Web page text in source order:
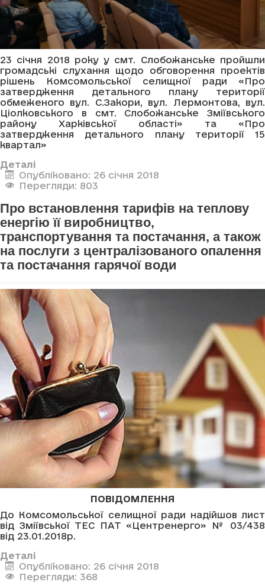
23 січня 2018 року у смт. Слобожанське пройшли
громадські слухання щодо обговорення проектів
рішень Комсомольської селищної ради «Про
затвердження детального плану території
обмеженого вул. С.Закори, вул. Лермонтова, вул.
Ціолковського в смт. Слобожанське Зміївського
району Харківської області» та «Про
затвердження детального плану території 15
квартал»
Деталі
Опубліковано: 26 січня 2018
Перегляди: 803
Про встановлення тарифів на теплову
енергію її виробництво,
транспортування та постачання, а також
на послуги з централізованого опалення
та постачання гарячої води
ПОВІДОМЛЕННЯ
До Комсомольської селищної ради надійшов лист
від Зміївської ТЕС ПАТ «Центренерго» № 03/438
від 23.01.2018р.
Деталі
Опубліковано: 26 січня 2018
Перегляди: 368